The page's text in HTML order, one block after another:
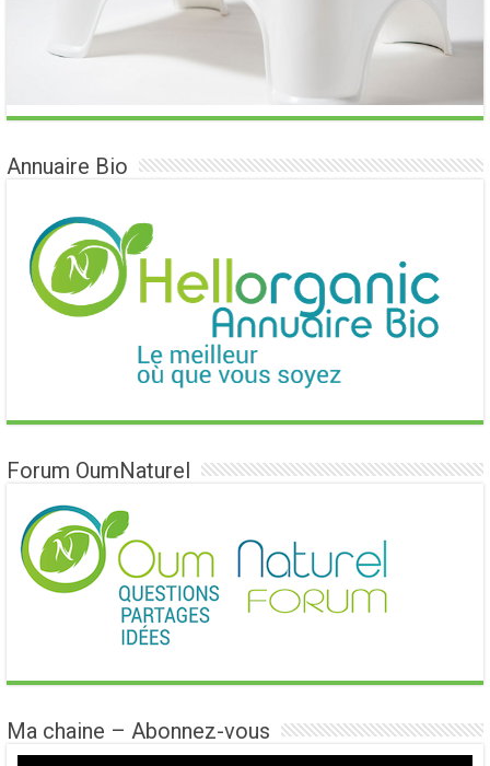
Annuaire Bio
Forum OumNaturel
Ma chaine – Abonnez-vous